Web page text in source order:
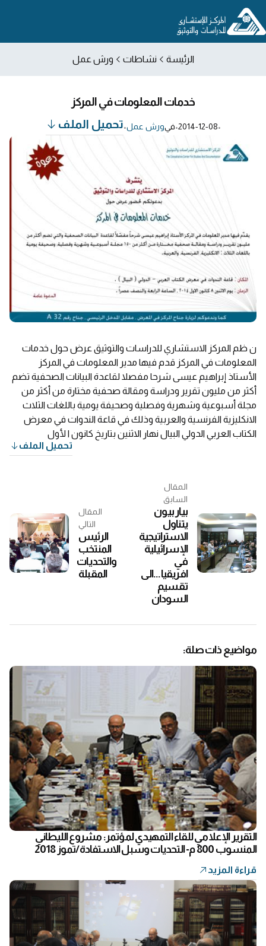
الرئيسة نشاطات ورش عمل
خدمات المعلومات في المركز
•
2014-12-08
•فيورش عمل•تحميل الملف
ن ظم المركز الاستشاري للدراسات والتوثيق عرض حول خدمات
المعلومات في المركز قدم فيها مدير المعلومات في المركز
الأستاذ إبراهيم عيسى شرحا مفصلا لقاعدة البيانات الصحفية تضم
أكثر من مليون تقرير ودراسة ومقالة صحفية مختارة من أكثر من
مجلة أسبوعية وشهرية وفصلية وصحيفة يومية باللغات الثلاث
الانكليزية الفرنسية والعربية وذلك في قاعة الندوات في معرض
الكتاب العربي الدولي البيال نهار الاثنين بتاريخ كانون ا لأول
تحميل الملف
المقال
السابق
بيار بيون
يتناول
الاستراتيجية
الإسرائيلية
في
افريقيا...الى
تقسيم
السودان
المقال
التالي
الرئيس
المنتخب
والتحديات
المقبلة
مواضيع ذات صلة:
التقرير الإعلامي للقاء التمهيدي لمؤتمر: مشروع الليطاني
المنسوب 800 م- التحديات وسبل الاستفادة/تموز 2018
قراءة المزيد